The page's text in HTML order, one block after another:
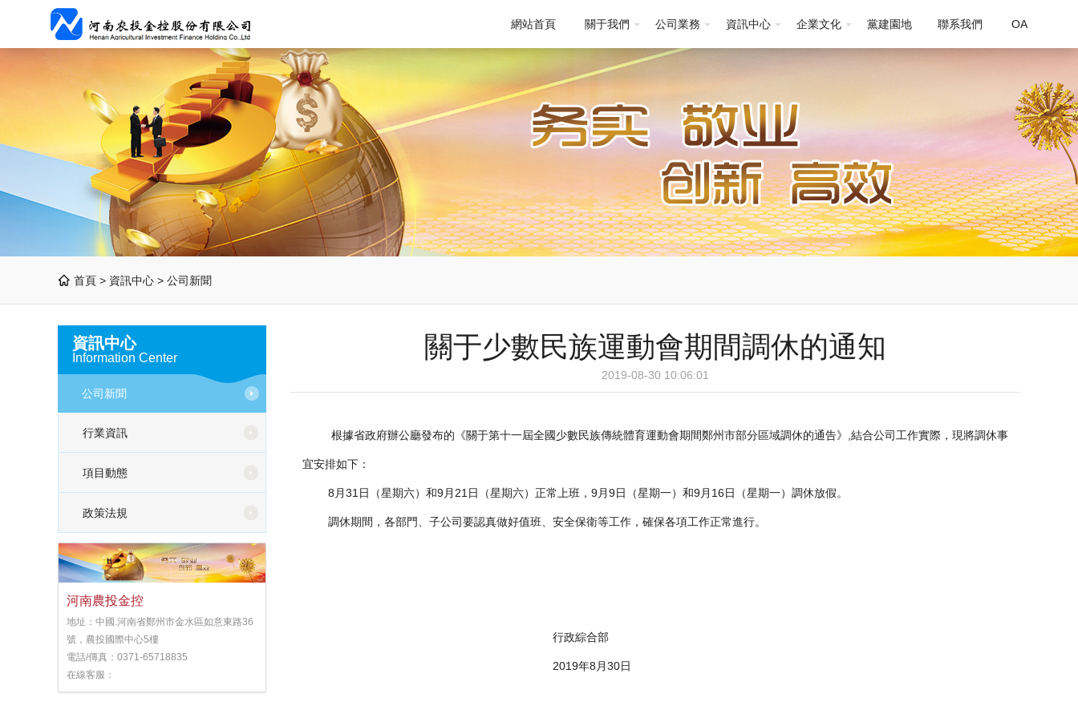
網站首頁 關于我們 公司業務 資訊中心 企業文化 黨建園地 聯系我們 OA
首頁 > 資訊中心 > 公司新聞
資訊中心
Information Center
公司新聞
行業資訊
項目動態
政策法規
河南農投金控
地址：中國.河南省鄭州市金水區如意東路36
號，農投國際中心5樓
電話/傳真：0371-65718835
在線客服：
關于少數民族運動會期間調休的通知
2019-08-30 10:06:01
根據省政府辦公廳發布的《關于第十一屆全國少數民族傳統體育運動會期間鄭州市部分區域調休的通告》,結合公司工作實際，現將調休事
宜安排如下：
8月31日（星期六）和9月21日（星期六）正常上班，9月9日（星期一）和9月16日（星期一）調休放假。
調休期間，各部門、子公司要認真做好值班、安全保衛等工作，確保各項工作正常進行。
行政綜合部
2019年8月30日